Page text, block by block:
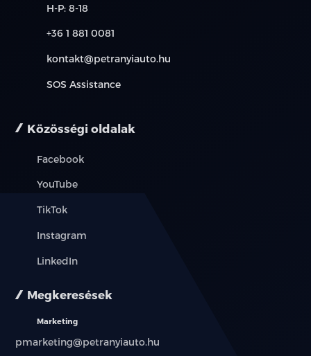
érvényes, a részletekről érdeklődjön a munkatársainknál.
H-P: 8-18
+36 1 881 0081
kontakt@petranyiauto.hu
SOS Assistance
Közösségi oldalak
Facebook
YouTube
TikTok
Instagram
LinkedIn
Megkeresések
Marketing
pmarketing@petranyiauto.hu